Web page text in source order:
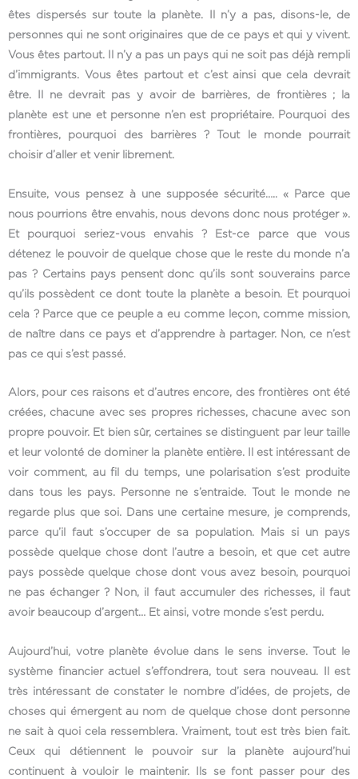
êtes dispersés sur toute la planète. Il n’y a pas, disons-le, de
personnes qui ne sont originaires que de ce pays et qui y vivent.
Vous êtes partout. Il n’y a pas un pays qui ne soit pas déjà rempli
d’immigrants. Vous êtes partout et c’est ainsi que cela devrait
être. Il ne devrait pas y avoir de barrières, de frontières ; la
planète est une et personne n’en est propriétaire. Pourquoi des
frontières, pourquoi des barrières ? Tout le monde pourrait
choisir d’aller et venir librement.
Ensuite, vous pensez à une supposée sécurité….. « Parce que
nous pourrions être envahis, nous devons donc nous protéger ».
Et pourquoi seriez-vous envahis ? Est-ce parce que vous
détenez le pouvoir de quelque chose que le reste du monde n’a
pas ? Certains pays pensent donc qu’ils sont souverains parce
qu’ils possèdent ce dont toute la planète a besoin. Et pourquoi
cela ? Parce que ce peuple a eu comme leçon, comme mission,
de naître dans ce pays et d’apprendre à partager. Non, ce n’est
pas ce qui s’est passé.
Alors, pour ces raisons et d’autres encore, des frontières ont été
créées, chacune avec ses propres richesses, chacune avec son
propre pouvoir. Et bien sûr, certaines se distinguent par leur taille
et leur volonté de dominer la planète entière. Il est intéressant de
voir comment, au fil du temps, une polarisation s’est produite
dans tous les pays. Personne ne s’entraide. Tout le monde ne
regarde plus que soi. Dans une certaine mesure, je comprends,
parce qu’il faut s’occuper de sa population. Mais si un pays
possède quelque chose dont l’autre a besoin, et que cet autre
pays possède quelque chose dont vous avez besoin, pourquoi
ne pas échanger ? Non, il faut accumuler des richesses, il faut
avoir beaucoup d’argent… Et ainsi, votre monde s’est perdu.
Aujourd’hui, votre planète évolue dans le sens inverse. Tout le
système financier actuel s’effondrera, tout sera nouveau. Il est
très intéressant de constater le nombre d’idées, de projets, de
choses qui émergent au nom de quelque chose dont personne
ne sait à quoi cela ressemblera. Vraiment, tout est très bien fait.
Ceux qui détiennent le pouvoir sur la planète aujourd’hui
continuent à vouloir le maintenir. Ils se font passer pour des